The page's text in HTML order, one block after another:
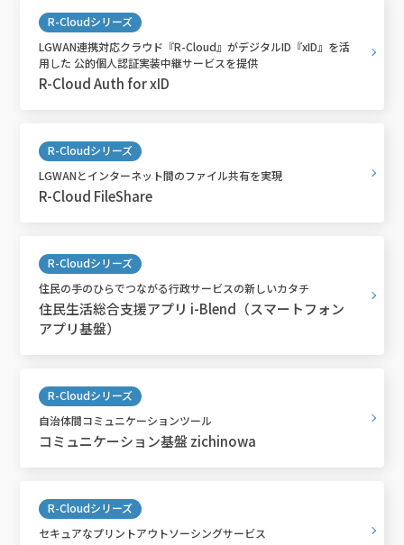
R-Cloudシリーズ
LGWAN連携対応クラウド『R-Cloud』がデジタルID『xID』を活
用した 公的個人認証実装中継サービスを提供
R-Cloud Auth for xID
R-Cloudシリーズ
LGWANとインターネット間のファイル共有を実現
R-Cloud FileShare
R-Cloudシリーズ
住民の手のひらでつながる行政サービスの新しいカタチ
住民生活総合支援アプリ i-Blend（スマートフォン
アプリ基盤）
R-Cloudシリーズ
自治体間コミュニケーションツール
コミュニケーション基盤 zichinowa
R-Cloudシリーズ
セキュアなプリントアウトソーシングサービス